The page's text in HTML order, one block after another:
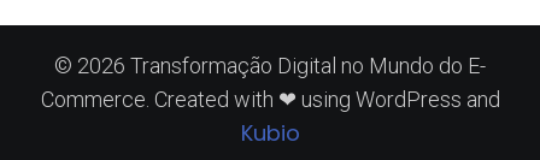
© 2026 Transformação Digital no Mundo do E-
Commerce. Created with ❤ using WordPress and
Kubio